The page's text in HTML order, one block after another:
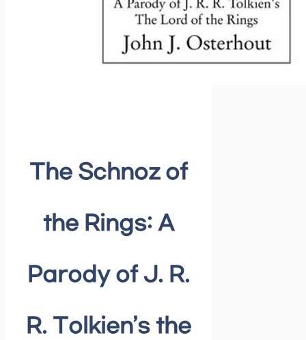
The Schnoz of
the Rings: A
Parody of J. R.
R. Tolkien’s the